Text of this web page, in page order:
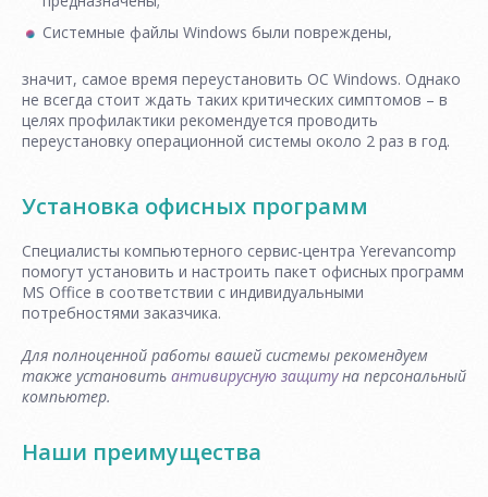
Системные файлы Windows были повреждены,
значит, самое время переустановить ОС Windows. Однако
не всегда стоит ждать таких критических симптомов – в
целях профилактики рекомендуется проводить
переустановку операционной системы около 2 раз в год.
Установка офисных программ
Специалисты компьютерного сервис-центра Yerevancomp
помогут установить и настроить пакет офисных программ
MS Office в соответствии с индивидуальными
потребностями заказчика.
Для полноценной работы вашей системы рекомендуем
также установить антивирусную защитуна персональный
компьютер.
Наши преимущества